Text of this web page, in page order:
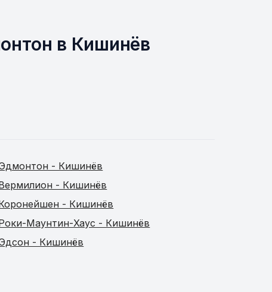
в Кишинёв
- Кишинёв
- Кишинёв
- Кишинёв
Маунтин-Хаус - Кишинёв
- Кишинёв